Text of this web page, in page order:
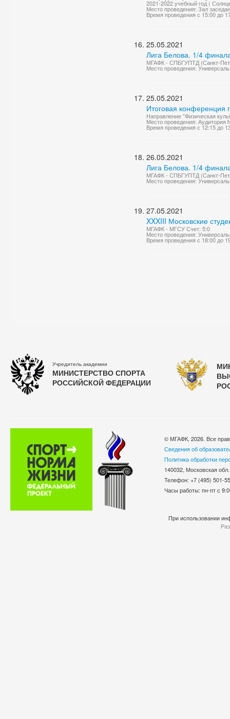
2021-2022 учебный год (
Место проведения: Зал
Время проведения с 15:00 до
25.05.2021
Лига Белова. 1/4
МГАФК - СПБГУПТД (Санкт-
Место проведения:
25.05.2021
Итоговая конференция
Направление "Физическая
Место проведения:
Время проведения с 12:15 до
26.05.2021
Лига Белова. 1/4
МГАФК - СПБГУПТД (Санкт-
Место проведения:
27.05.2021
XXXIII Московские
МГАФК - МГСУ Счет: 5:0
Место проведения:
Время проведения с 18:00 до
Учредитель академии
МИНИСТЕРСТВО СПОРТА
РОССИЙСКОЙ ФЕДЕРАЦИИ
© МГАФК, 2026. Все
Сведения об
Политика обработки
140032, Московская
Телефон: +7 (495)
Часы работы: пн-пт с
При использовании